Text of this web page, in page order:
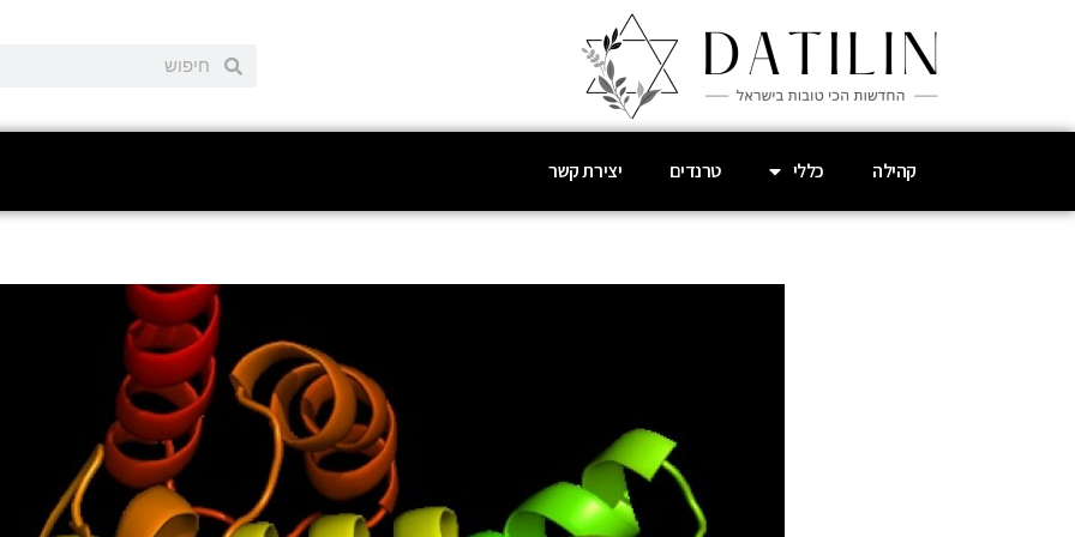
קהילה כללי טרנדים יצירת קשר